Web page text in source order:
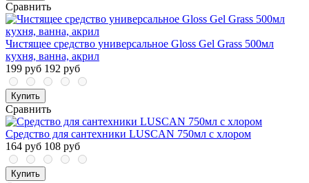
Сравнить
Чистящее средство универсальное Gloss Gel Grass 500мл
кухня, ванна, акрил
199 руб 192 руб
Купить
Сравнить
Средство для сантехники LUSCAN 750мл с хлором
164 руб 108 руб
Купить